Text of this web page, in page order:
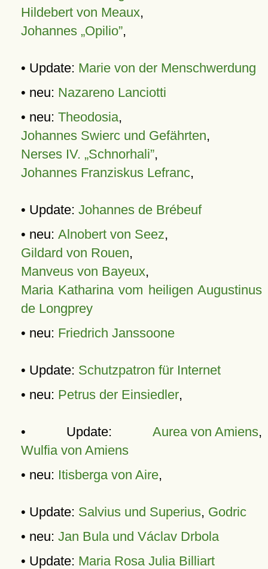
Hildebert von Meaux,
Johannes „Opilio”,
• Update: Marie von der Menschwerdung
• neu: Nazareno Lanciotti
• neu: Theodosia,
Johannes Swierc und Gefährten,
Nerses IV. „Schnorhali”,
Johannes Franziskus Lefranc,
• Update: Johannes de Brébeuf
• neu: Alnobert von Seez,
Gildard von Rouen,
Manveus von Bayeux,
Maria Katharina vom heiligen Augustinus
de Longprey
• neu: Friedrich Janssoone
• Update: Schutzpatron für Internet
• neu: Petrus der Einsiedler,
• Update: Aurea von Amiens,
Wulfia von Amiens
• neu: Itisberga von Aire,
• Update: Salvius und Superius, Godric
• neu: Jan Bula und Václav Drbola
• Update: Maria Rosa Julia Billiart